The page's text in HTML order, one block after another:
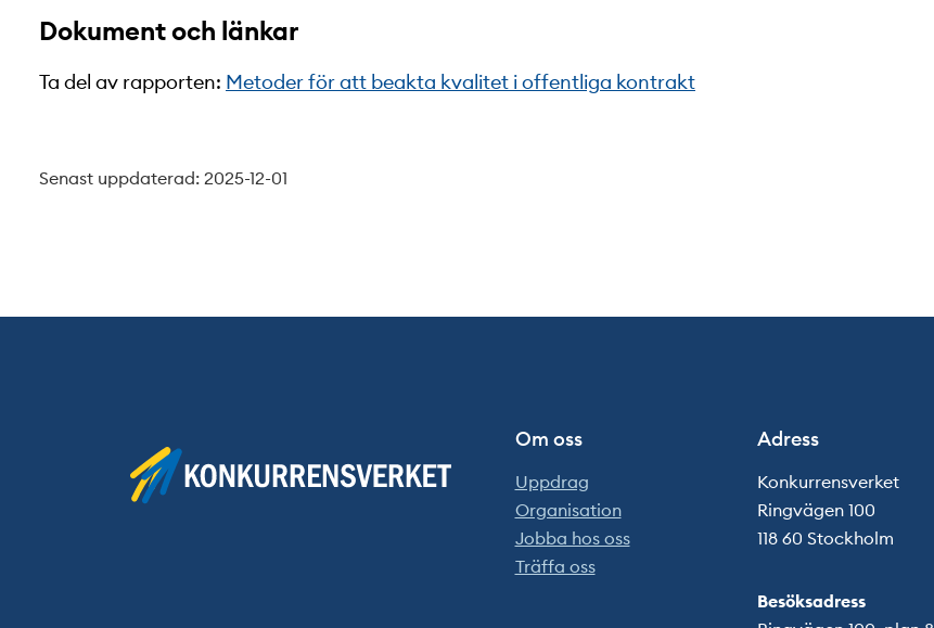
Dokument och länkar
Ta del av rapporten: Metoder för att beakta kvalitet i offentliga kontrakt
Senast uppdaterad: 2025-12-01
Om oss
Uppdrag
Organisation
Jobba hos oss
Träffa oss
Adress
Konkurrensverket
Ringvägen 100
118 60 Stockholm
Besöksadress